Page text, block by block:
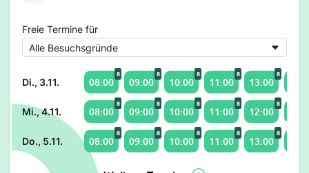
Freie Termine für
Di., 3.11. 08:00
8
09:00
8
10:00
8
11:00
8
13:00
8
Mi., 4.11. 08:00
8
09:00
8
10:00
8
11:00
8
12:00
8
Do., 5.11. 08:00
8
09:00
8
10:00
8
11:00
8
13:00
8